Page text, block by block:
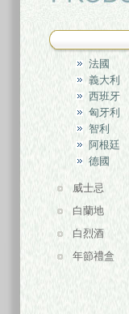
法國
義大利
西班牙
匈牙利
智利
阿根廷
德國
威士忌
白蘭地
白烈酒
年節禮盒